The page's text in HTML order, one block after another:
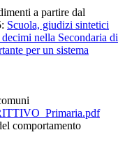
a partire dal
Scuola, giudizi sintetici
nella Secondaria di
per un sistema
comportamento